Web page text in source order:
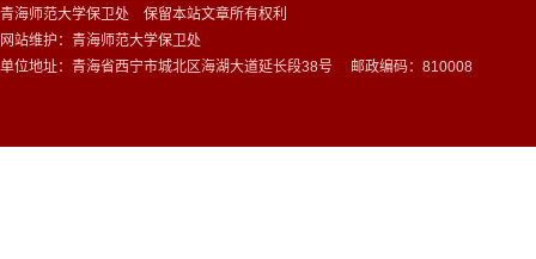
青海师范大学保卫处 保留本站文章所有权利
网站维护：青海师范大学保卫处
单位地址：青海省西宁市城北区海湖大道延长段38号 邮政编码：810008